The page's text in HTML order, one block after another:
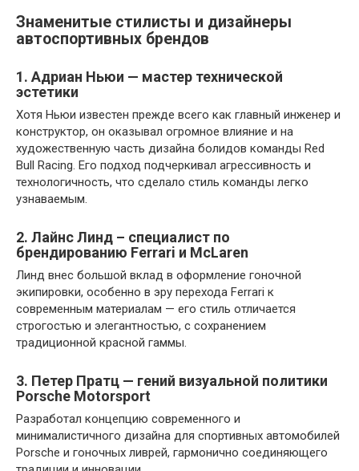
Знаменитые стилисты и дизайнеры
автоспортивных брендов
1. Адриан Ньюи — мастер технической
эстетики
Хотя Ньюи известен прежде всего как главный инженер и
конструктор, он оказывал огромное влияние и на
художественную часть дизайна болидов команды Red
Bull Racing. Его подход подчеркивал агрессивность и
технологичность, что сделало стиль команды легко
узнаваемым.
2. Лайнс Линд – специалист по
брендированию Ferrari и McLaren
Линд внес большой вклад в оформление гоночной
экипировки, особенно в эру перехода Ferrari к
современным материалам — его стиль отличается
строгостью и элегантностью, с сохранением
традиционной красной гаммы.
3. Петер Пратц — гений визуальной политики
Porsche Motorsport
Разработал концепцию современного и
минималистичного дизайна для спортивных автомобилей
Porsche и гоночных ливрей, гармонично соединяющего